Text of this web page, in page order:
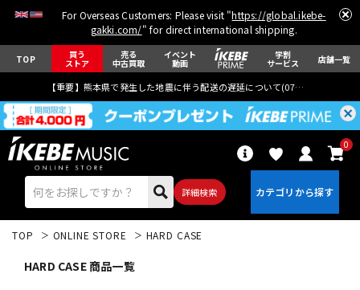
For Overseas Customers: Please visit "https://global.ikebe-
gakki.com/" for direct international shipping.
TOP 買う
ストア
売る
中古買取
イベント
動画
学割
サービス 店舗一覧
【重要】熊本県で発生した地震に伴う配送の遅延について(07月29日
詳細検索
0
TOP ONLINE STORE HARD CASE
HARD CASE 商品一覧